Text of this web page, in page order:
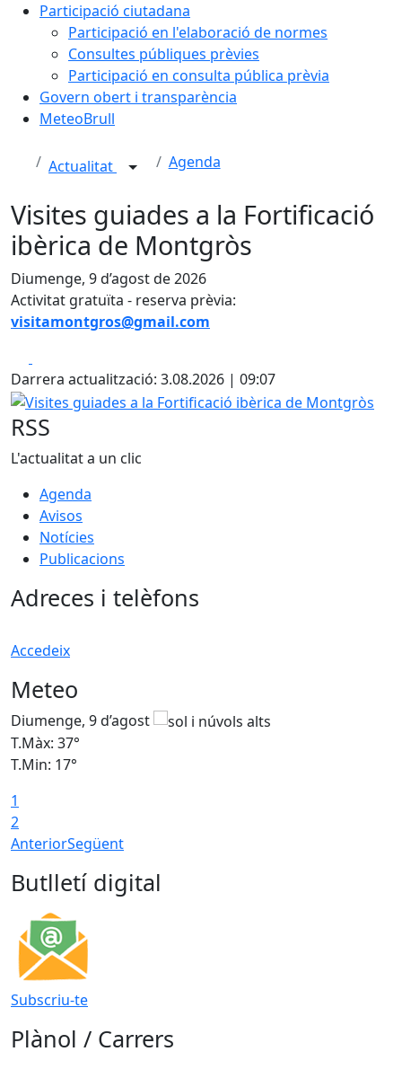
Participació ciutadana
Participació en l'elaboració de normes
Consultes públiques prèvies
Participació en consulta pública prèvia
Govern obert i transparència
MeteoBrull
Actualitat Agenda
Visites guiades a la Fortificació
ibèrica de Montgròs
Diumenge, 9 d’agost de 2026
Activitat gratuïta - reserva prèvia:
visitamontgros@gmail.com
Darrera actualització: 3.08.2026 | 09:07
Visites guiades a la Fortificació ibèrica de Montgròs
RSS
L'actualitat a un clic
Agenda
Avisos
Notícies
Publicacions
Adreces i telèfons
Accedeix
Meteo
Diumenge, 9 d’agost
T.Màx: 37°
T.Min: 17°
1
2
AnteriorSegüent
Butlletí digital
Subscriu-te
Plànol / Carrers